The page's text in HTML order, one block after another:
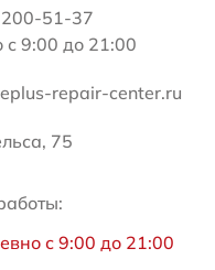
51-37
с 9:00 до 21:00
repair-center.ru
75
с 9:00 до 21:00